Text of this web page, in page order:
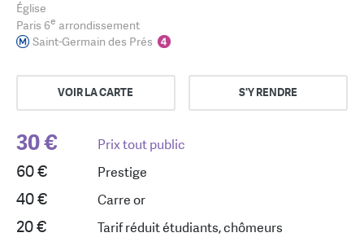
Église
Paris 6e arrondissement
Saint-Germain des Prés
VOIR LA CARTE S'Y RENDRE
30 € Prix tout public
60 € Prestige
40 € Carre or
20 € Tarif réduit étudiants, chômeurs